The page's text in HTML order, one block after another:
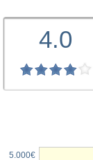
4.0
5.000€